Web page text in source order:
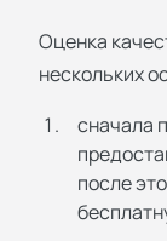
Оценка
нескольких
сначала
после